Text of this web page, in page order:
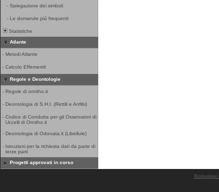
- Spiegazione dei simboli
- Le domande più frequenti
Statistiche
Atlante
- Metodi Atlante
- Calcolo Effemeridi
Regole e Deontologie
- Regole di ornitho.it
- Deontologia di S.H.I. (Rettili e Anfibi)
- Codice di Condotta per gli Osservatori di
Uccelli di Ornitho.it
- Deontologia di Odonata.it (Libellule)
- Istruzioni per la richiesta dati da parte di
terze parti
Progetti approvati in corso
Biolovision